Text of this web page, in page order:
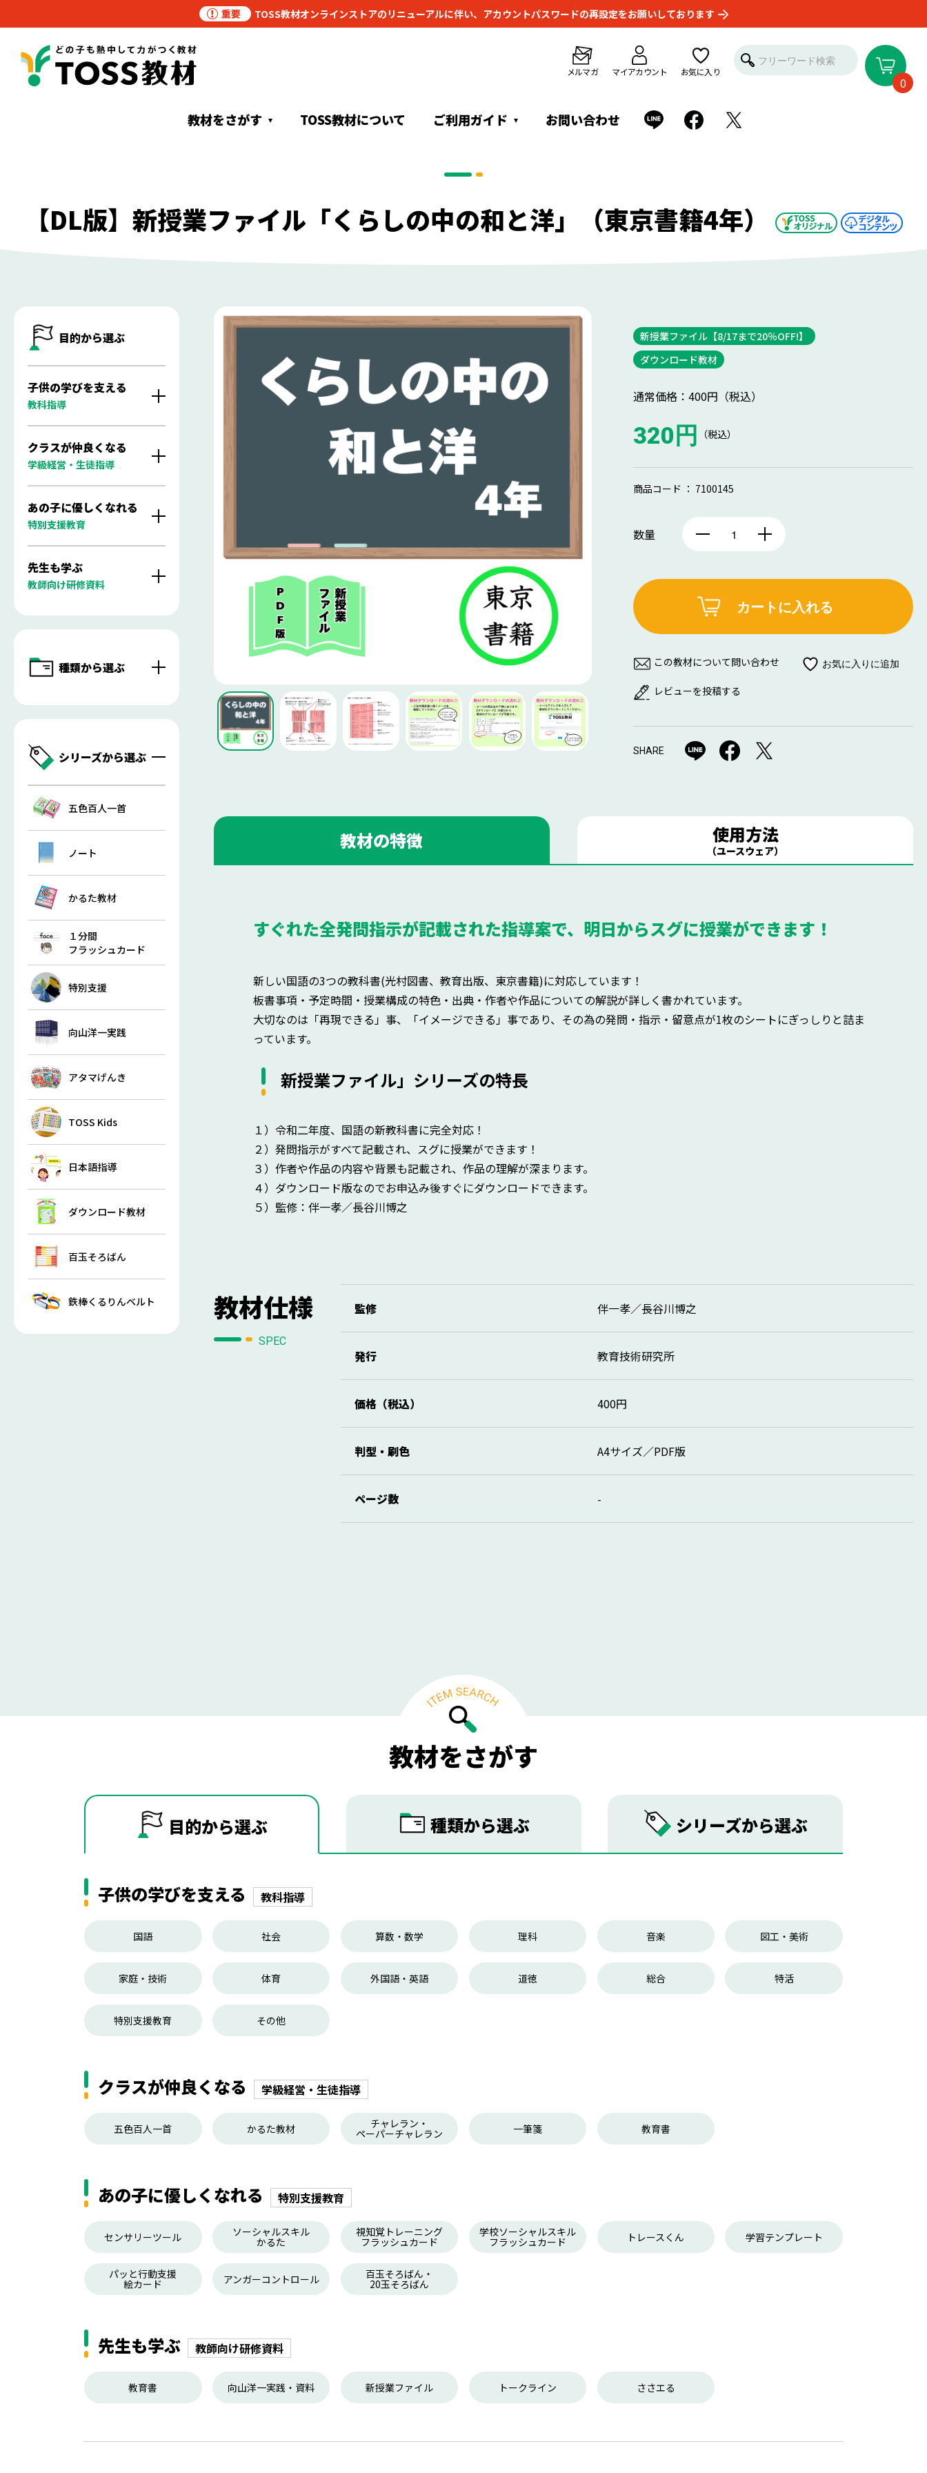
TOSS教材オンラインストアのリニューアルに伴い、 アカウントパスワードの再設定をお願いしております
0
教材をさがす TOSS教材について ご利用ガイド お問い合わせ
メルマガ マイアカウント お気に入り
【DL版】新授業ファイル「くらしの中の和と洋」（東京書籍4年）
目的から選ぶ
子供の学びを支える
教科指導
クラスが仲良くなる
学級経営・生徒指導
あの子に優しくなれる
特別支援教育
先生も学ぶ
教師向け研修資料
種類から選ぶ
シリーズから選ぶ
五色百人一首
ノート
かるた教材
１分間
フラッシュカード
特別支援
向山洋一実践
アタマげんき
TOSS Kids
日本語指導
ダウンロード教材
百玉そろばん
鉄棒くるりんベルト
新授業ファイル【8/17まで20％OFF!】
ダウンロード教材
通常価格：400円（税込）
320円 （税込）
商品コード ： 7100145
数量
カートに入れる
この教材について問い合わせ
レビューを投稿する
SHARE
教材の特徴 使用方法
（ユースウェア）
すぐれた全発問指示が記載された指導案で、明日からスグに授業ができます！
新しい国語の3つの教科書(光村図書、教育出版、東京書籍)に対応しています！
板書事項・予定時間・授業構成の特色・出典・作者や作品についての解説が詳しく書かれています。
大切なのは「再現できる」事、「イメージできる」事であり、その為の発問・指示・留意点が1枚のシートにぎっしりと詰ま
っています。
新授業ファイル」シリーズの特長
１）令和二年度、国語の新教科書に完全対応！
２）発問指示がすべて記載され、スグに授業ができます！
３）作者や作品の内容や背景も記載され、作品の理解が深まります。
４）ダウンロード版なのでお申込み後すぐにダウンロードできます。
５）監修：伴一孝／長谷川博之
教材仕様
SPEC
監修 伴一孝／長谷川博之
発行 教育技術研究所
価格（税込） 400円
判型・刷色 A4サイズ／PDF版
ページ数 -
教材をさがす
目的から選ぶ 種類から選ぶ シリーズから選ぶ
子供の学びを支える 教科指導
国語 社会 算数・数学 理科 音楽 図工・美術
家庭・技術 体育 外国語・英語 道徳 総合 特活
特別支援教育 その他
クラスが仲良くなる 学級経営・生徒指導
五色百人一首 かるた教材 チャレラン・
ペーパーチャレラン 一筆箋 教育書
あの子に優しくなれる 特別支援教育
センサリーツール ソーシャルスキル
かるた
視知覚トレーニング
フラッシュカード
学校ソーシャルスキル
フラッシュカード トレースくん 学習テンプレート
パッと行動支援
絵カード アンガーコントロール 百玉そろばん・
20玉そろばん
先生も学ぶ 教師向け研修資料
教育書 向山洋一実践・資料 新授業ファイル トークライン ささエる